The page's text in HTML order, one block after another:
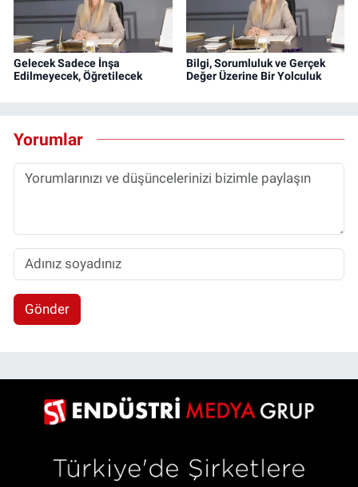
Gelecek Sadece İnşa
Edilmeyecek, Öğretilecek
Bilgi, Sorumluluk ve Gerçek
Değer Üzerine Bir Yolculuk
Yorumlar
Gönder